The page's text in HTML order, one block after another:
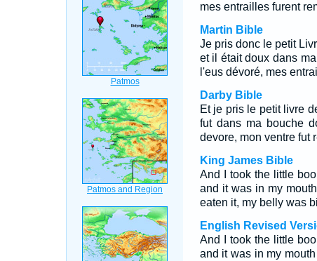
mes entrailles furent
Martin Bible
Je pris donc le petit
et il était doux dans
l'eus dévoré, mes
Darby Bible
Et je pris le petit livre
fut dans ma bouche
devore, mon ventre fut
King James Bible
And I took the little
and it was in my
eaten it, my belly was
English Revised
And I took the little
and it was in my